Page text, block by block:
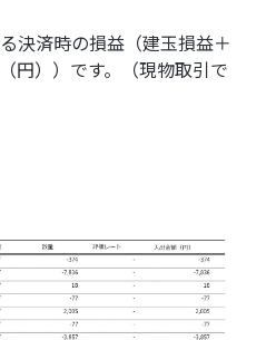
決済時の損益（建玉損益＋
円））です。（現物取引で